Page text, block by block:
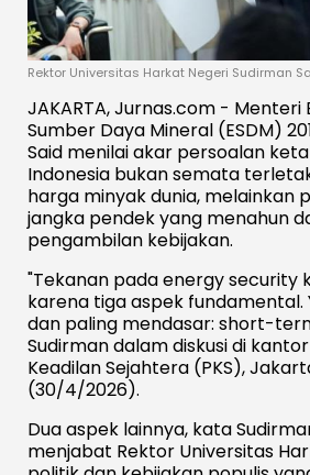
Rektor Universitas Harkat Negeri Sudirman
JAKARTA, Jurnas.com - Menteri
Sumber Daya Mineral (ESDM)
Said menilai akar persoalan
Indonesia bukan semata
harga minyak dunia, melainkan
jangka pendek yang menahun
pengambilan kebijakan.
"Tekanan pada energy security
karena tiga aspek
dan paling mendasar: short-
Sudirman dalam diskusi di
Keadilan Sejahtera (PKS),
(30/4/2026).
Dua aspek lainnya, kata
menjabat Rektor Universitas